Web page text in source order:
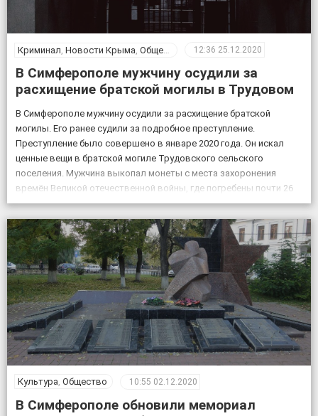
Криминал Новости Крыма Общество 12:36 25.12.2020
В Симферополе мужчину осудили за
расхищение братской могилы в Трудовом
В Симферополе мужчину осудили за расхищение братской
могилы. Его ранее судили за подробное преступление.
Преступление было совершено в январе 2020 года. Он искал
ценные вещи в братской могиле Трудовского сельского
поселения. Мужчина выкопал монеты с места захоронения
времён Великой отечественной войны, где погребены почти 26
тысяч мирных жителей и военных. «Подсудимый был застигнут
на месте […]
Культура, Общество 10:55 02.12.2020
В Симферополе обновили мемориал